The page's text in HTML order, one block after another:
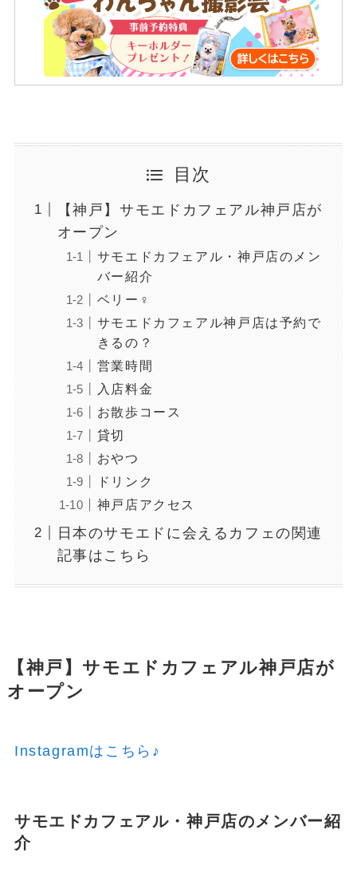
目次
【神戸】サモエドカフェアル神戸店が
オープン
サモエドカフェアル・神戸店のメン
バー紹介
ベリー♀
サモエドカフェアル神戸店は予約で
きるの？
営業時間
入店料金
お散歩コース
貸切
おやつ
ドリンク
神戸店アクセス
日本のサモエドに会えるカフェの関連
記事はこちら
【神戸】サモエドカフェアル神戸店が
オープン
Instagramはこちら♪
サモエドカフェアル・神戸店のメンバー紹
介